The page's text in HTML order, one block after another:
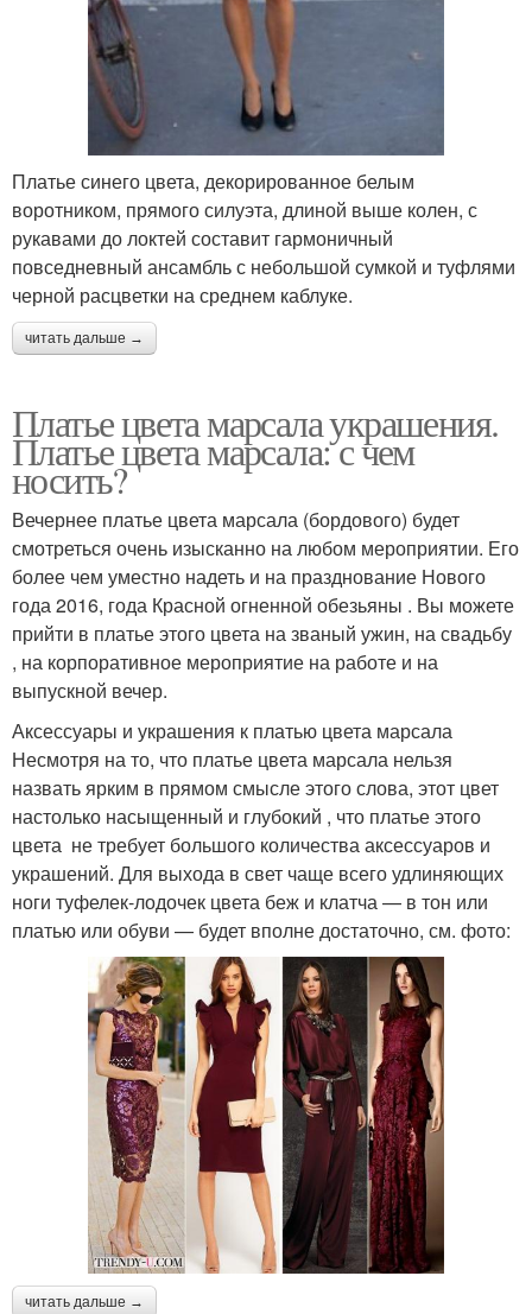
Платье синего цвета, декорированное белым
воротником, прямого силуэта, длиной выше колен, с
рукавами до локтей составит гармоничный
повседневный ансамбль с небольшой сумкой и туфлями
черной расцветки на среднем каблуке.
читать дальше →
Платье цвета марсала украшения.
Платье цвета марсала: с чем
носить?
Вечернее платье цвета марсала (бордового) будет
смотреться очень изысканно на любом мероприятии. Его
более чем уместно надеть и на празднование Нового
года 2016, года Красной огненной обезьяны . Вы можете
прийти в платье этого цвета на званый ужин, на свадьбу
, на корпоративное мероприятие на работе и на
выпускной вечер.
Аксессуары и украшения к платью цвета марсала
Несмотря на то, что платье цвета марсала нельзя
назвать ярким в прямом смысле этого слова, этот цвет
настолько насыщенный и глубокий , что платье этого
цвета не требует большого количества аксессуаров и
украшений. Для выхода в свет чаще всего удлиняющих
ноги туфелек-лодочек цвета беж и клатча — в тон или
платью или обуви — будет вполне достаточно, см. фото:
читать дальше →